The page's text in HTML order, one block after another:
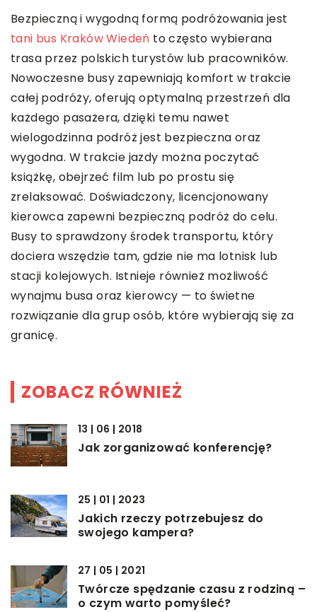
Bezpieczną i wygodną formą podróżowania jest
tani bus Kraków Wiedeń to często wybierana
trasa przez polskich turystów lub pracowników.
Nowoczesne busy zapewniają komfort w trakcie
całej podróży, oferują optymalną przestrzeń dla
każdego pasażera, dzięki temu nawet
wielogodzinna podróż jest bezpieczna oraz
wygodna. W trakcie jazdy można poczytać
książkę, obejrzeć film lub po prostu się
zrelaksować. Doświadczony, licencjonowany
kierowca zapewni bezpieczną podróż do celu.
Busy to sprawdzony środek transportu, który
dociera wszędzie tam, gdzie nie ma lotnisk lub
stacji kolejowych. Istnieje również możliwość
wynajmu busa oraz kierowcy — to świetne
rozwiązanie dla grup osób, które wybierają się za
granicę.
ZOBACZ RÓWNIEŻ
13 | 06 | 2018
Jak zorganizować konferencję?
25 | 01 | 2023
Jakich rzeczy potrzebujesz do
swojego kampera?
27 | 05 | 2021
Twórcze spędzanie czasu z rodziną –
o czym warto pomyśleć?